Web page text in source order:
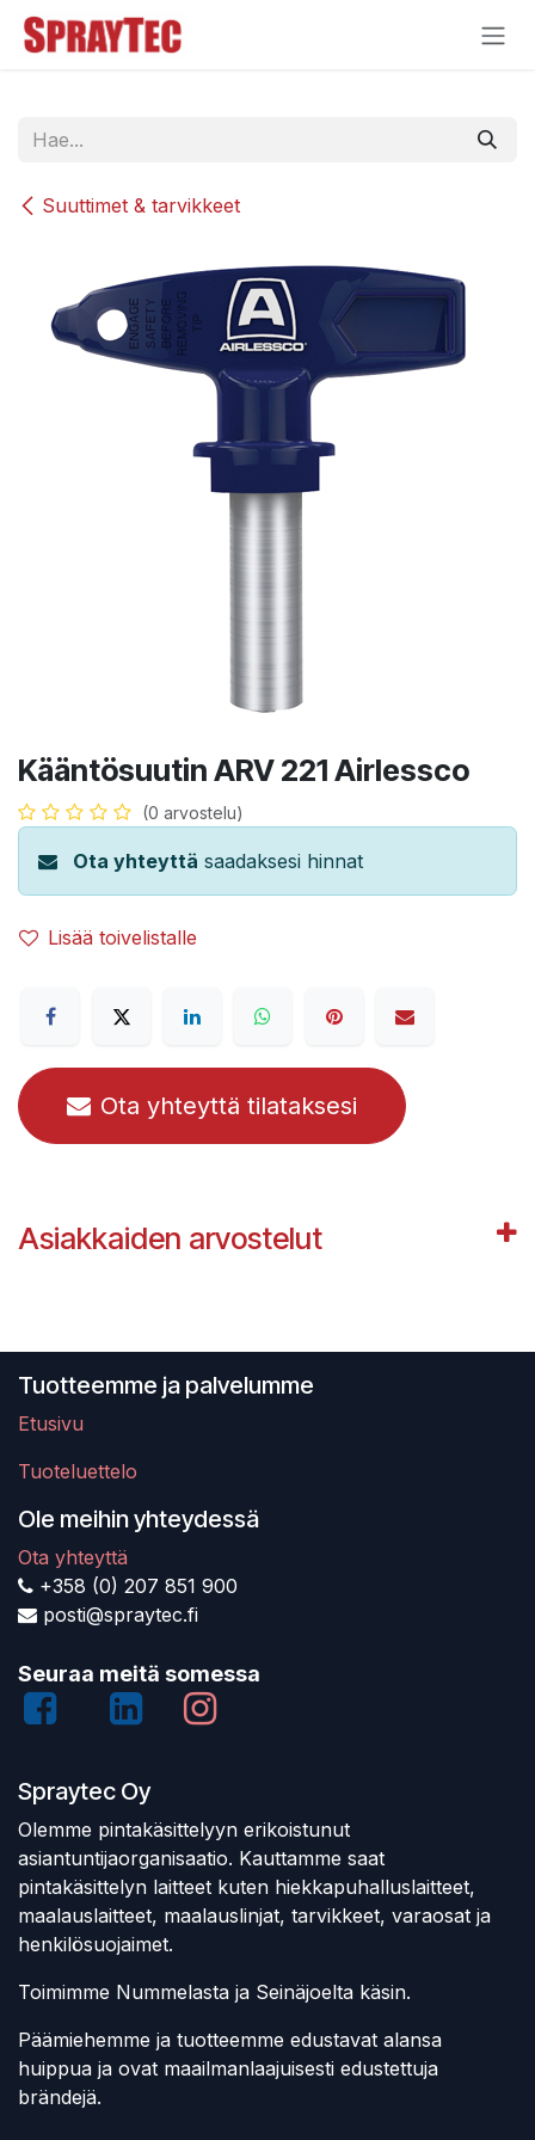
Siirry sisältöön
Suuttimet & tarvikkeet
Kääntösuutin ARV 221 Airlessco
(0 arvostelu)
Ota yhteyttä saadaksesi hinnat
Lisää toivelistalle
Ota yhteyttä tilataksesi
Asiakkaiden arvostelut
Tuotteemme ja palvelumme
Etusivu
Tuoteluettelo
Ole meihin yhteydessä
Ota yhteyttä
+358 (0) 207 851 900
posti@spraytec.fi
Seuraa meitä somessa
Spraytec Oy
Olemme pintakäsittelyyn erikoistunut
asiantuntijaorganisaatio. Kauttamme saat
pintakäsittelyn laitteet kuten hiekkapuhalluslaitteet,
maalauslaitteet, maalauslinjat, tarvikkeet, varaosat ja
henkilösuojaimet.
Toimimme Nummelasta ja Seinäjoelta käsin.
Päämiehemme ja tuotteemme edustavat alansa
huippua ja ovat maailmanlaajuisesti edustettuja
brändejä.